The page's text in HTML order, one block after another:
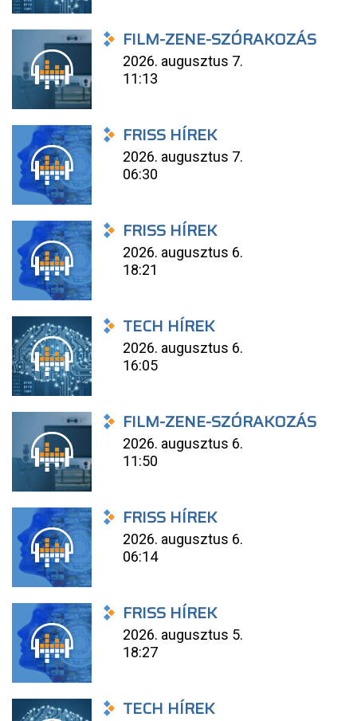
FILM-ZENE-SZÓRAKOZÁS
2026. augusztus 7.
11:13
FRISS HÍREK
2026. augusztus 7.
06:30
FRISS HÍREK
2026. augusztus 6.
18:21
TECH HÍREK
2026. augusztus 6.
16:05
FILM-ZENE-SZÓRAKOZÁS
2026. augusztus 6.
11:50
FRISS HÍREK
2026. augusztus 6.
06:14
FRISS HÍREK
2026. augusztus 5.
18:27
TECH HÍREK